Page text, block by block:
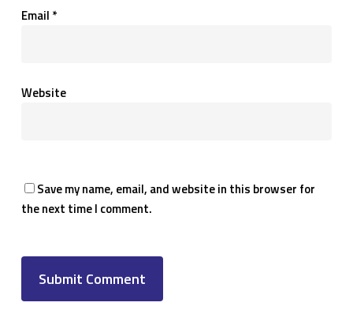
Email *
Website
Save my name, email, and website in this browser for
the next time I comment.